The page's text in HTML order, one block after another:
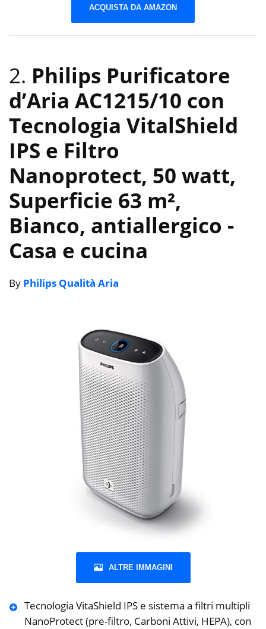
ACQUISTA DA AMAZON
2. Philips Purificatore
d’Aria AC1215/10 con
Tecnologia VitalShield
IPS e Filtro
Nanoprotect, 50 watt,
Superficie 63 m²,
Bianco, antiallergico -
Casa e cucina
By Philips Qualità Aria
ALTRE IMMAGINI
Tecnologia VitaShield IPS e sistema a filtri multipli
NanoProtect (pre-filtro, Carboni Attivi, HEPA), con